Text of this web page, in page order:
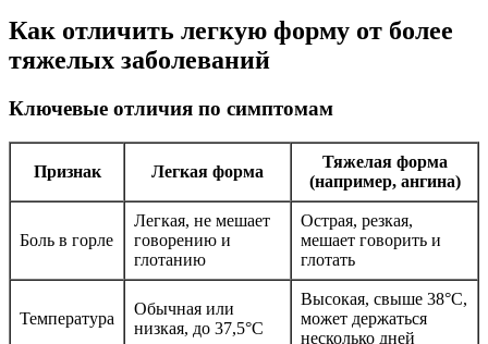
Как отличить легкую форму от более
тяжелых заболеваний
Ключевые отличия по симптомам
Признак Легкая форма
Тяжелая форма
(например, ангина)
Боль в горле
Легкая, не мешает
говорению и
глотанию
Острая, резкая,
мешает говорить и
глотать
Температура
Обычная или
низкая, до 37,5°C
Высокая, свыше 38°C,
может держаться
несколько дней